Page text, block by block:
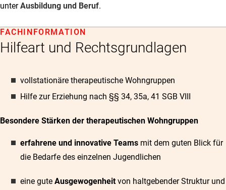
unterAusbildung und Beruf.
Hilfeart und Rechtsgrundlagen
FACHINFORMATION
vollstationäre therapeutische Wohngruppen
Hilfe zur Erziehung nach §§ 34, 35a, 41 SGB VIII
Besondere Stärken der therapeutischen Wohngruppen
erfahrene und innovative Teams mit dem guten Blick für
die Bedarfe des einzelnen Jugendlichen
eine gute Ausgewogenheitvon haltgebender Struktur und